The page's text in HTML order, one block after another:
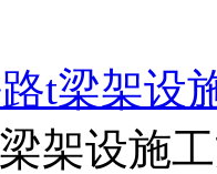
t梁架设
架设施